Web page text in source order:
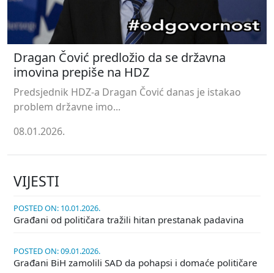
Dragan Čović predložio da se državna
imovina prepiše na HDZ
Predsjednik HDZ-a Dragan Čović danas je istakao
problem državne imo...
08.01.2026.
VIJESTI
POSTED ON: 10.01.2026.
Građani od političara tražili hitan prestanak padavina
POSTED ON: 09.01.2026.
Građani BiH zamolili SAD da pohapsi i domaće političare